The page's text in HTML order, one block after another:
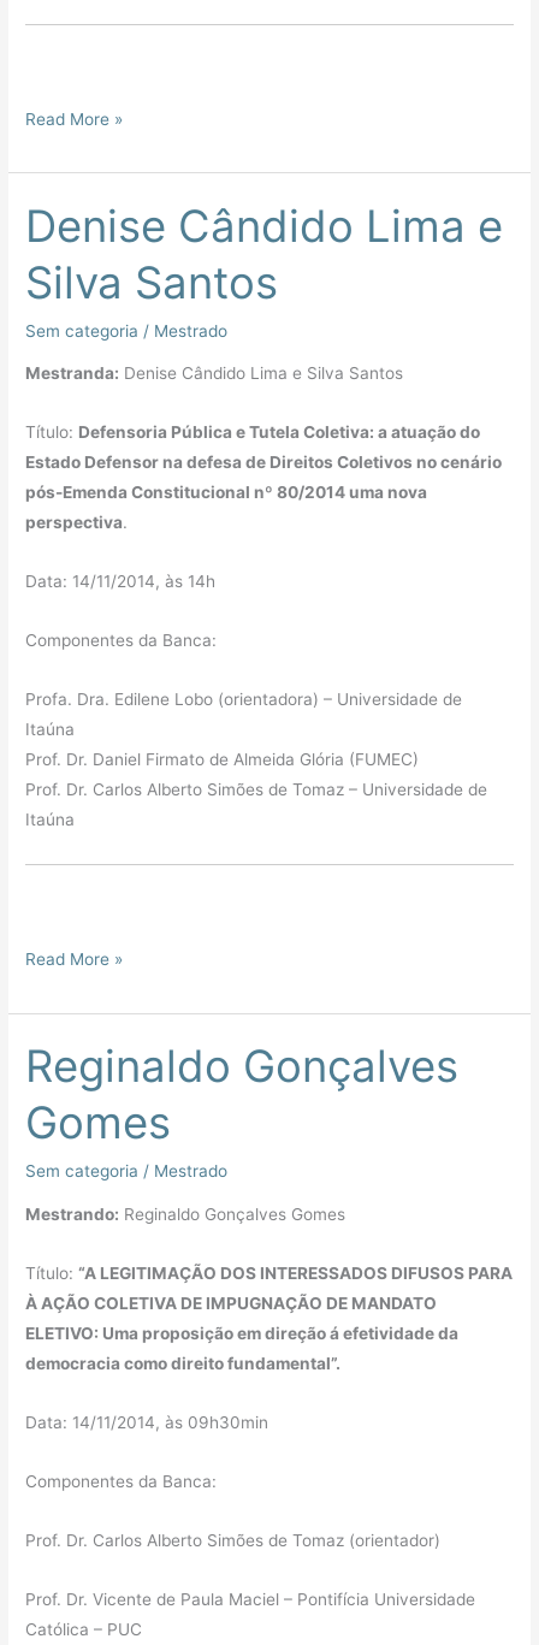
Read More »
Denise Cândido Lima e
Silva Santos
Sem categoria / Mestrado
Mestranda: Denise Cândido Lima e Silva Santos
Título: Defensoria Pública e Tutela Coletiva: a atuação do
Estado Defensor na defesa de Direitos Coletivos no cenário
pós-Emenda Constitucional nº 80/2014 uma nova
perspectiva.
Data: 14/11/2014, às 14h
Componentes da Banca:
Profa. Dra. Edilene Lobo (orientadora) – Universidade de
Itaúna
Prof. Dr. Daniel Firmato de Almeida Glória (FUMEC)
Prof. Dr. Carlos Alberto Simões de Tomaz – Universidade de
Itaúna
Denise
Cândido
Lima
e
Silva
Read More »
Reginaldo Gonçalves
Gomes
Sem categoria / Mestrado
Mestrando: Reginaldo Gonçalves Gomes
Título:“A LEGITIMAÇÃO DOS INTERESSADOS DIFUSOS PARA
À AÇÃO COLETIVA DE IMPUGNAÇÃO DE MANDATO
ELETIVO: Uma proposição em direção á efetividade da
democracia como direito fundamental”.
Data: 14/11/2014, às 09h30min
Componentes da Banca:
Prof. Dr. Carlos Alberto Simões de Tomaz (orientador)
Prof. Dr. Vicente de Paula Maciel – Pontifícia Universidade
Católica – PUC
Reginaldo
Gonçalves
Gomes